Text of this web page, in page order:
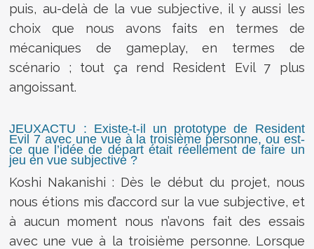
puis, au-delà de la vue subjective, il y aussi les
choix que nous avons faits en termes de
mécaniques de gameplay, en termes de
scénario ; tout ça rend Resident Evil 7 plus
angoissant.
JEUXACTU : Existe-t-il un prototype de Resident
Evil 7 avec une vue à la troisième personne, ou est-
ce que l’idée de départ était réellement de faire un
jeu en vue subjective ?
Koshi Nakanishi : Dès le début du projet, nous
nous étions mis d’accord sur la vue subjective, et
à aucun moment nous n’avons fait des essais
avec une vue à la troisième personne. Lorsque